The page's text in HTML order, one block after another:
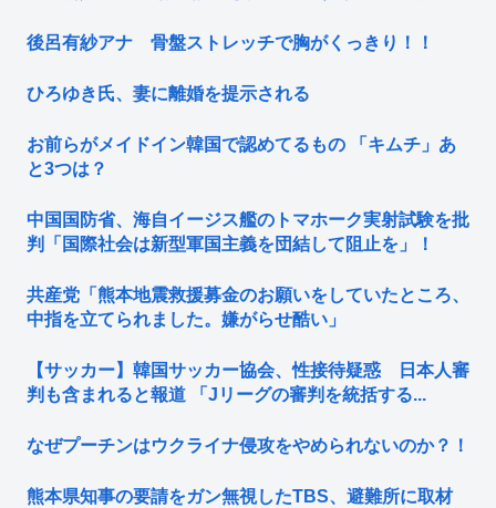
後呂有紗アナ 骨盤ストレッチで胸がくっきり！！
ひろゆき氏、妻に離婚を提示される
お前らがメイドイン韓国で認めてるもの 「キムチ」あ
と3つは？
中国国防省、海自イージス艦のトマホーク実射試験を批
判「国際社会は新型軍国主義を団結して阻止を」！
共産党「熊本地震救援募金のお願いをしていたところ、
中指を立てられました。嫌がらせ酷い」
【サッカー】韓国サッカー協会、性接待疑惑 日本人審
判も含まれると報道 「Jリーグの審判を統括する...
なぜプーチンはウクライナ侵攻をやめられないのか？！
熊本県知事の要請をガン無視したTBS、避難所に取材